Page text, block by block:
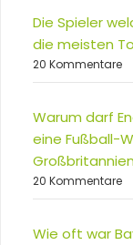
Die Spieler
die meisten
20 Kommentare
Warum darf
eine Fußball-
20 Kommentare
Wie oft war